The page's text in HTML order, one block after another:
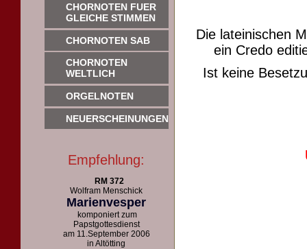
CHORNOTEN FUER
GLEICHE STIMMEN
CHORNOTEN SAB
CHORNOTEN
WELTLICH
ORGELNOTEN
NEUERSCHEINUNGEN
Empfehlung:
RM 372
Wolfram Menschick
Marienvesper
komponiert zum
Papstgottesdienst
am 11.September 2006
in Altötting
Die lateinischen
ein Credo
Ist keine